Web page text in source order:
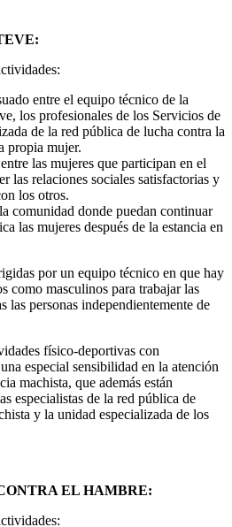
entre el equipo técnico de la
los profesionales de los Servicios de
de la red pública de lucha contra la
propia mujer.
las mujeres que participan en el
las relaciones sociales satisfactorias y
los otros.
comunidad donde puedan continuar
las mujeres después de la estancia en
por un equipo técnico en que hay
como masculinos para trabajar las
las personas independientemente de
físico-deportivas con
especial sensibilidad en la atención
machista, que además están
especialistas de la red pública de
y la unidad especializada de los
EL HAMBRE: